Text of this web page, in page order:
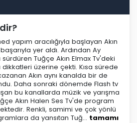
yapım aracılığıyla başlayan Akın
yer aldı. Ardından Ay
sürdüren Tuğçe Akın Elmax Tv'deki
üzerine çekti. Kısa sürede
Akın aynı kanalda bir de
Daha sonraki dönemde Flash tv
bu kanallarda müzik ve yarışma
Akın Halen Ses Tv'de program
Renkli, samimi ve çok yönlü
da yansıtan Tuğ... tamamı